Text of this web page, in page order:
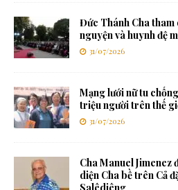
Đức Thánh Cha tham
nguyện và huynh đệ
31/07/2026
Mạng lưới nữ tu
triệu người trên thế
31/07/2026
Cha Manuel Jimenez
diện Cha bề trên Cả
Salêdiêng